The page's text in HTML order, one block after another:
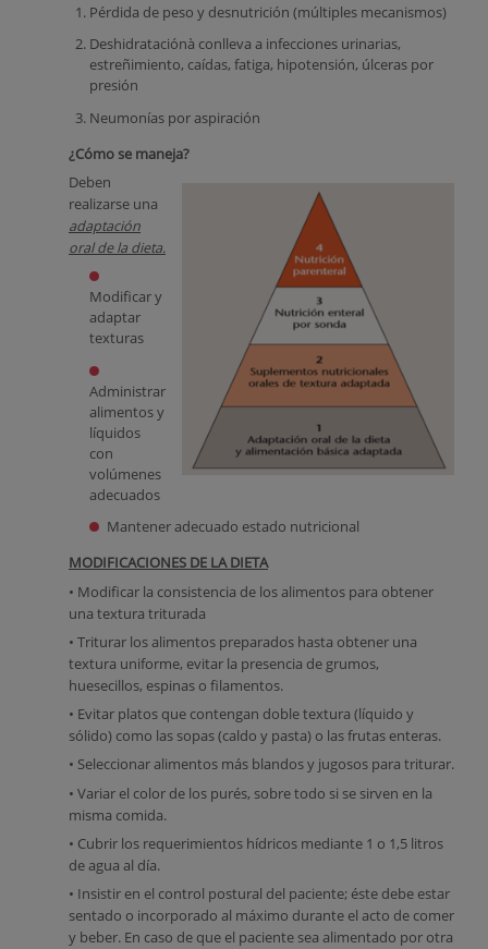
Pérdida de peso y desnutrición (múltiples mecanismos)
Deshidrataciónà conlleva a infecciones urinarias,
estreñimiento, caídas, fatiga, hipotensión, úlceras por
presión
Neumonías por aspiración
¿Cómo se maneja?
Deben
realizarse una
adaptación
oral de la dieta.
Modificar y
adaptar
texturas
Administrar
alimentos y
líquidos
con
volúmenes
adecuados
Mantener adecuado estado nutricional
MODIFICACIONES DE LA DIETA
• Modificar la consistencia de los alimentos para obtener
una textura triturada
• Triturar los alimentos preparados hasta obtener una
textura uniforme, evitar la presencia de grumos,
huesecillos, espinas o filamentos.
• Evitar platos que contengan doble textura (líquido y
sólido) como las sopas (caldo y pasta) o las frutas enteras.
• Seleccionar alimentos más blandos y jugosos para triturar.
• Variar el color de los purés, sobre todo si se sirven en la
misma comida.
• Cubrir los requerimientos hídricos mediante 1 o 1,5 litros
de agua al día.
• Insistir en el control postural del paciente; éste debe estar
sentado o incorporado al máximo durante el acto de comer
y beber. En caso de que el paciente sea alimentado por otra